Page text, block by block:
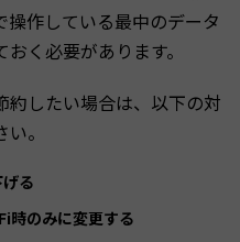
作している最中のデータ
く必要があります。
約したい場合は、以下の対
。
る
時のみに変更する